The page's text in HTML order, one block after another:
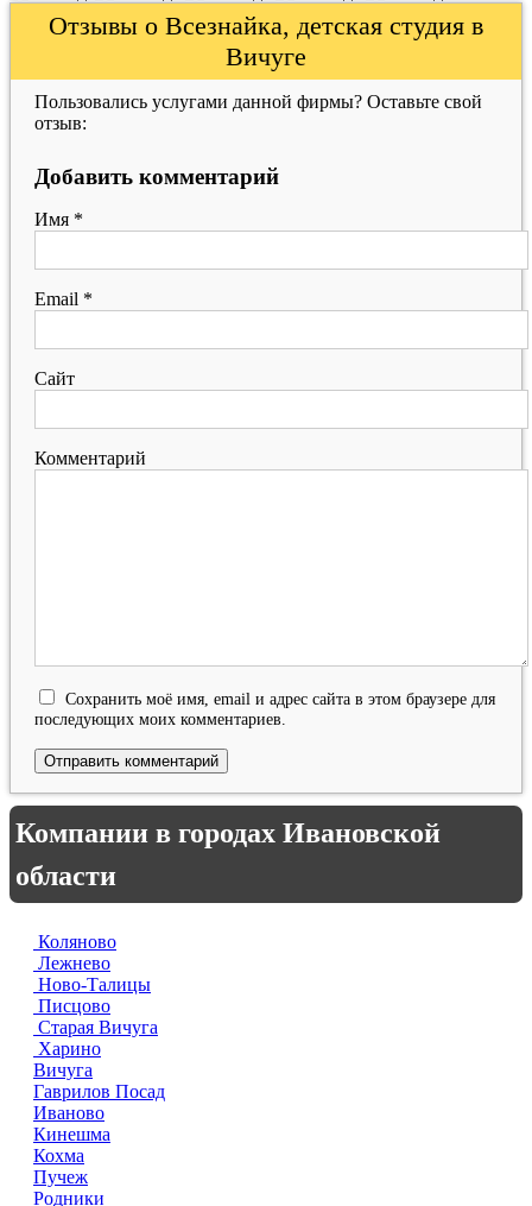
Отзывы о Всезнайка, детская студия в
Вичуге
Пользовались услугами данной фирмы? Оставьте свой
отзыв:
Добавить комментарий
Имя *
Email *
Сайт
Комментарий
Сохранить моё имя, email и адрес сайта в этом браузере для
последующих моих комментариев.
Компании в городах Ивановской
области
Коляново
Лежнево
Ново-Талицы
Писцово
Старая Вичуга
Харино
Вичуга
Гаврилов Посад
Иваново
Кинешма
Кохма
Пучеж
Родники